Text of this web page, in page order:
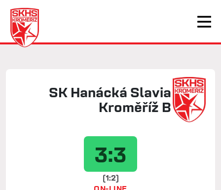
SK Hanácká Slavia
Kroměříž B
3:3
(1:2)